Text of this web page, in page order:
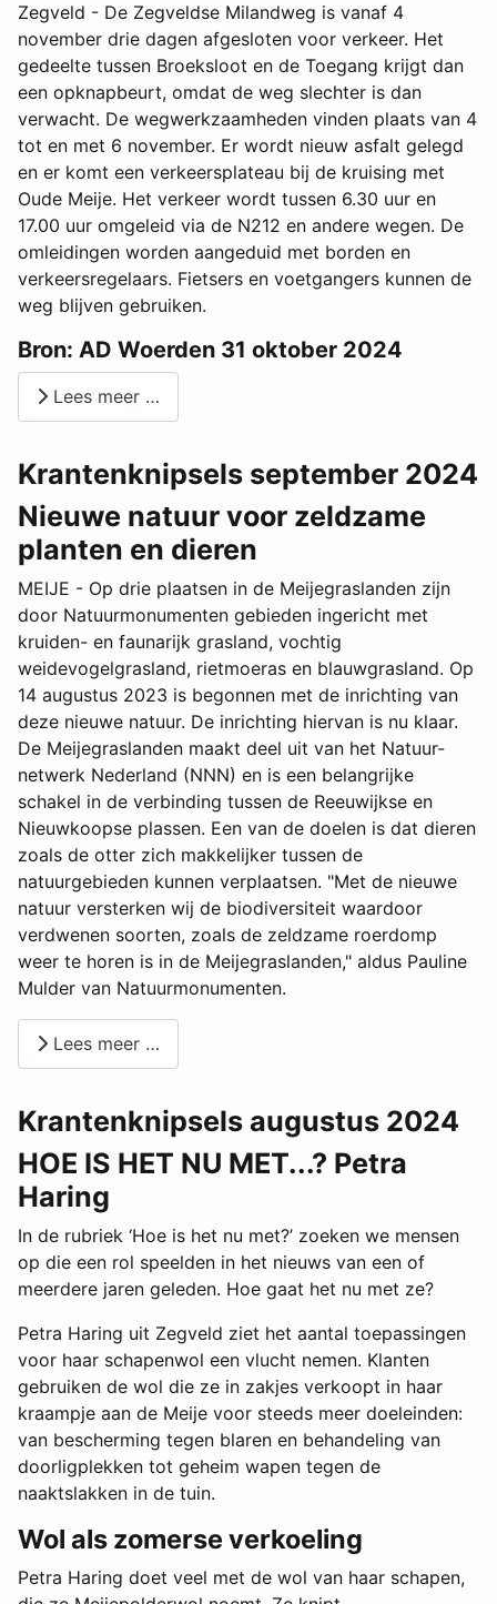
Zegveld - De Zegveldse Milandweg is vanaf 4
november drie dagen afgesloten voor verkeer. Het
gedeelte tussen Broeksloot en de Toegang krijgt dan
een opknapbeurt, omdat de weg slechter is dan
verwacht. De wegwerkzaamheden vinden plaats van 4
tot en met 6 november. Er wordt nieuw asfalt gelegd
en er komt een verkeersplateau bij de kruising met
Oude Meije. Het verkeer wordt tussen 6.30 uur en
17.00 uur omgeleid via de N212 en andere wegen. De
omleidingen worden aangeduid met borden en
verkeersregelaars. Fietsers en voetgangers kunnen de
weg blijven gebruiken.
Bron: AD Woerden 31 oktober 2024
Lees meer …
Krantenknipsels september 2024
Nieuwe natuur voor zeldzame
planten en dieren
MEIJE - Op drie plaatsen in de Meijegraslanden zijn
door Natuurmonumenten gebieden ingericht met
kruiden- en faunarijk grasland, vochtig
weidevogelgrasland, rietmoeras en blauwgrasland. Op
14 augustus 2023 is begonnen met de inrichting van
deze nieuwe natuur. De inrichting hiervan is nu klaar.
De Meijegraslanden maakt deel uit van het Natuur-
netwerk Nederland (NNN) en is een belangrijke
schakel in de verbinding tussen de Reeuwijkse en
Nieuwkoopse plassen. Een van de doelen is dat dieren
zoals de otter zich makkelijker tussen de
natuurgebieden kunnen verplaatsen. "Met de nieuwe
natuur versterken wij de biodiversiteit waardoor
verdwenen soorten, zoals de zeldzame roerdomp
weer te horen is in de Meijegraslanden," aldus Pauline
Mulder van Natuurmonumenten.
Lees meer …
Krantenknipsels augustus 2024
HOE IS HET NU MET...? Petra
Haring
In de rubriek ‘Hoe is het nu met?’ zoeken we mensen
op die een rol speelden in het nieuws van een of
meerdere jaren geleden. Hoe gaat het nu met ze?
Petra Haring uit Zegveld ziet het aantal toepassingen
voor haar schapenwol een vlucht nemen. Klanten
gebruiken de wol die ze in zakjes verkoopt in haar
kraampje aan de Meije voor steeds meer doeleinden:
van bescherming tegen blaren en behandeling van
doorligplekken tot geheim wapen tegen de
naaktslakken in de tuin.
Wol als zomerse verkoeling
Petra Haring doet veel met de wol van haar schapen,